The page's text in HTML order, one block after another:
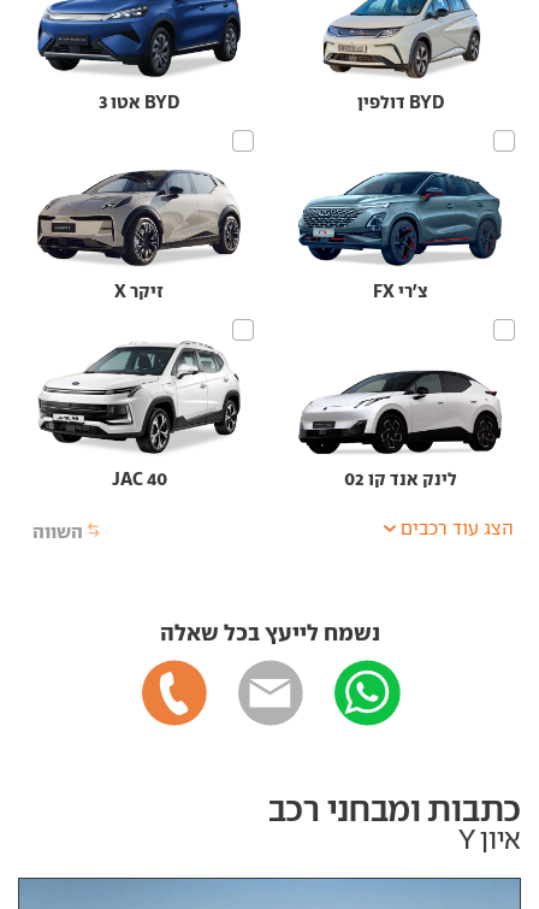
BYD דולפין BYD אטו 3
צ'רי FX זיקר X
לינק אנד קו 02 JAC 40
השווה הצג עוד רכבים
נשמח לייעץ בכל שאלה
כתבות ומבחני רכב
איון Y